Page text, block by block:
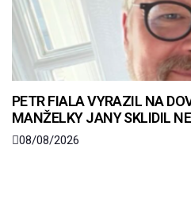
PETR FIALA VYRAZIL NA
MANŽELKY JANY SKLIDIL
08/08/2026